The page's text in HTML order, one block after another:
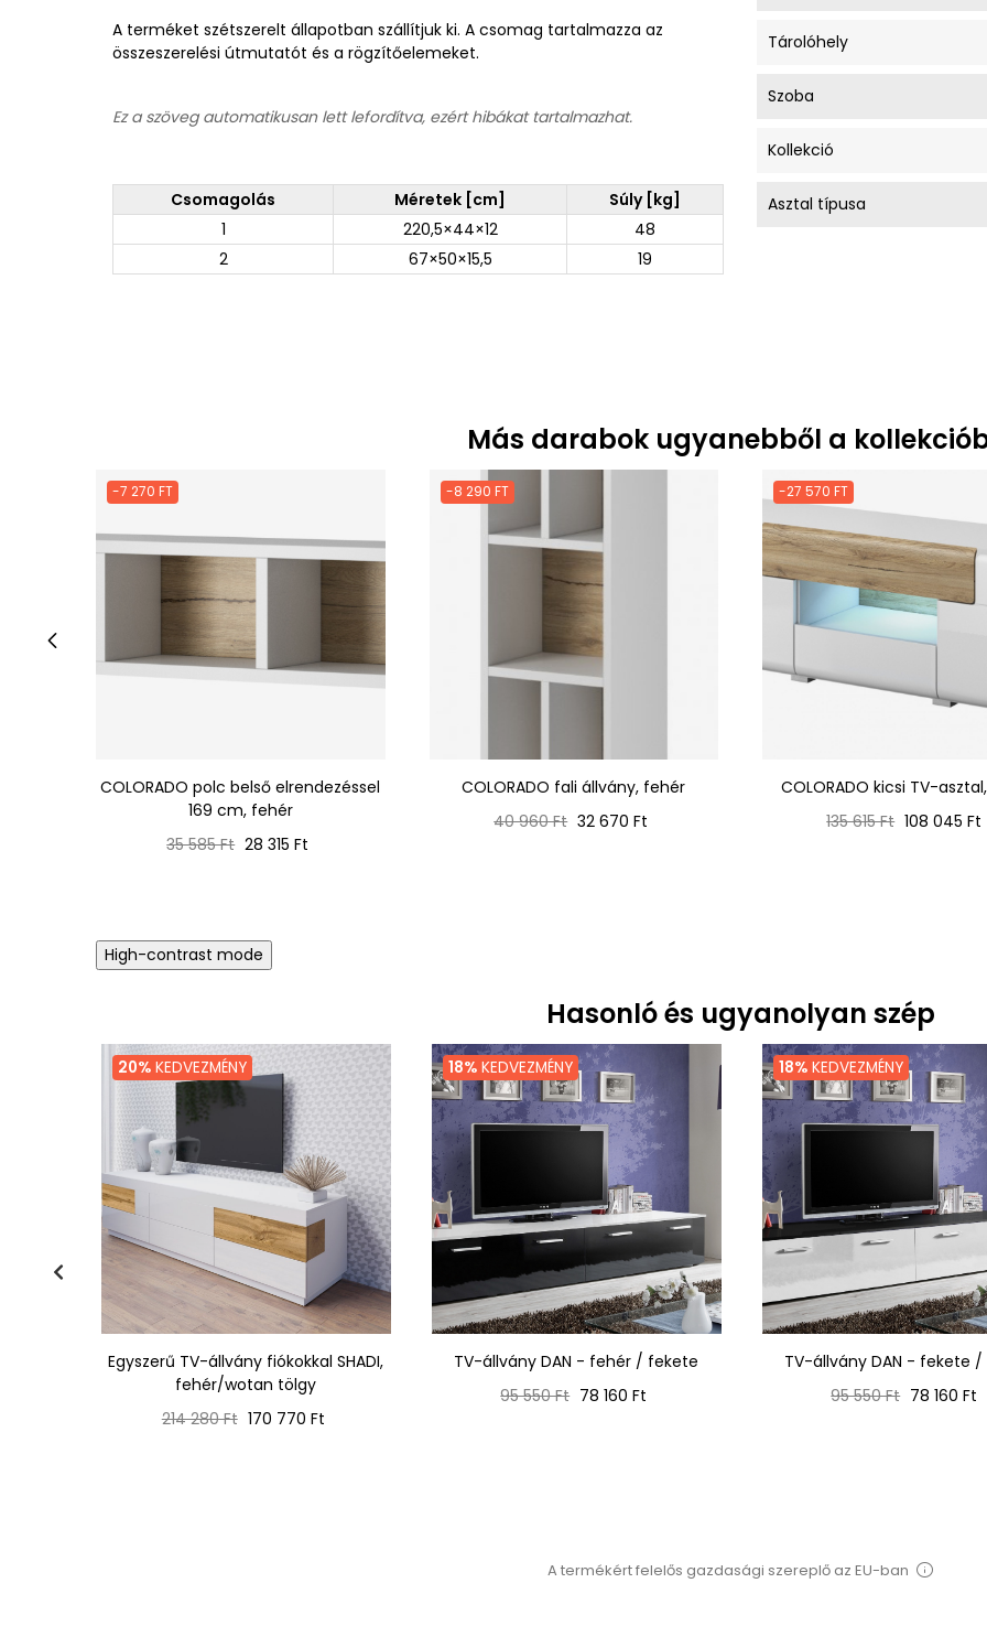
A terméket szétszerelt állapotban szállítjuk ki. A csomag tartalmazza az
összeszerelési útmutatót és a rögzítőelemeket.
Ez a szöveg automatikusan lett lefordítva, ezért hibákat tartalmazhat.
Csomagolás Méretek [cm]
Súly [kg]
1
220,5×44×12
48
2
67×50×15,5 19
Tárolóhely
Szoba
Kollekció
Asztal típusa
Más darabok ugyanebből a
-7 270 FT
COLORADO polc belső elrendezéssel
169 cm, fehér
Normál
35 585 Ft Ár
28 315 Ft
-8 290 FT
COLORADO fali állvány, fehér
Normál
40 960 Ft Ár
32 670 Ft
-27 570 FT
COLORADO kicsi TV-
Normál
135 615 Ft Ár
108 045 Ft
High-contrast mode
Hasonló és ugyanolyan szép
20% KEDVEZMÉNY
Egyszerű TV-állvány fiókokkal SHADI,
fehér/wotan tölgy
Normál
214 280 Ft Ár
170 770 Ft
18% KEDVEZMÉNY
TV-állvány DAN - fehér / fekete
Normál
95 550 Ft Ár
78 160 Ft
18% KEDVEZMÉNY
TV-állvány DAN - fekete
Normál
95 550 Ft Ár
78 160 Ft
A termékért felelős gazdasági szereplő az EU-ban